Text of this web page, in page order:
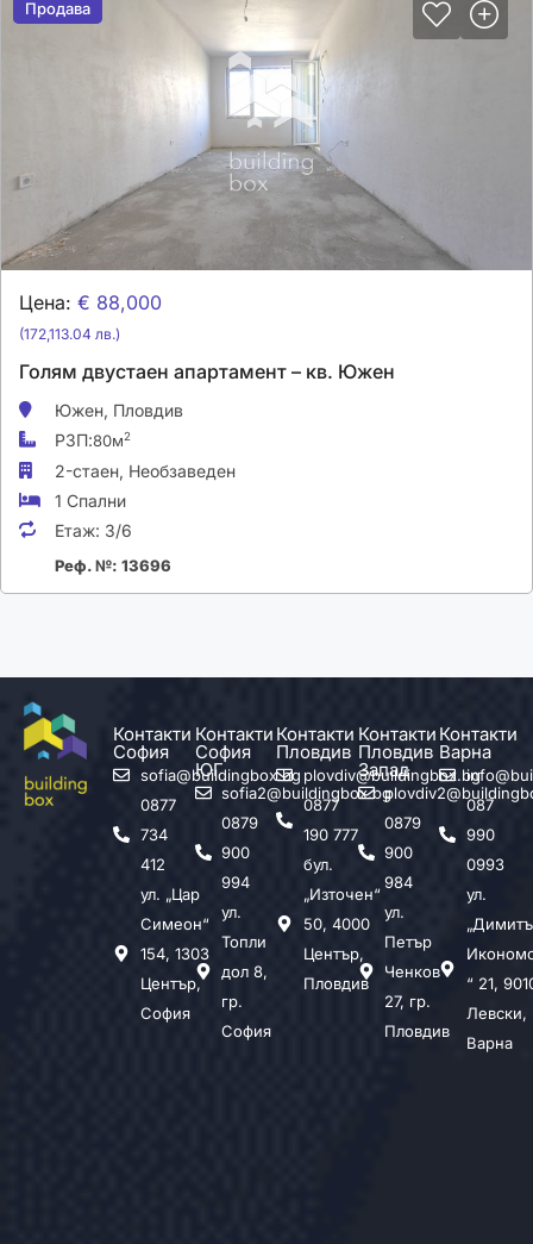
Продава
Продава
Цена: € 88,000
(172,113.04 лв.)
Голям двустаен апартамент – кв. Южен
Южен, Пловдив
РЗП:80м2
2-стаен, Необзаведен
1 Спални
Етаж: 3/6
Реф. №: 13696
Контакти
София
sofia@buildingbox.bg
0877
734
412
ул. „Цар
Симеон“
154, 1303
Център,
София
Контакти
София
ЮГ
sofia2@buildingbox.bg
0879
900
994
ул.
Топли
дол 8,
гр.
София
Контакти
Пловдив
plovdiv@buildingbox.bg
0877
190 777
бул.
„Източен“
50, 4000
Център,
Пловдив
Контакти
Пловдив
Запад
0879
900
984
ул.
Петър
Ченков
27, гр.
Пловдив
Контакти
Варна
087
990
0993
ул.
“ 21,
Левски,
Варна